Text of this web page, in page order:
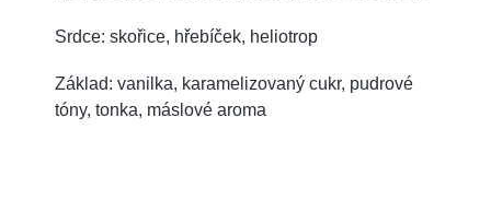
Srdce: skořice, hřebíček, heliotrop
Základ: vanilka, karamelizovaný cukr, pudrové
tóny, tonka, máslové aroma